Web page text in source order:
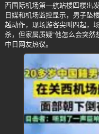
西国际机场第一航站楼四楼出
日媒和机场监控显示，男子坠
越动作，现场游客尖叫四起，
杀，但家属质疑“他怎么会突然
中日网友热议。